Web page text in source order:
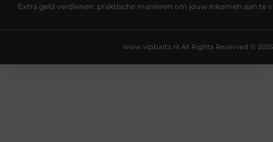
Extra geld verdienen: praktische manieren om jouw inkomen aan te
All Rights Reserved © 2025
www.vipbaits.nl.